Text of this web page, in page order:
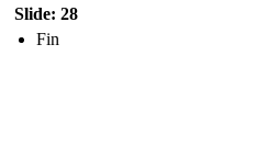
Slide: 28
Fin